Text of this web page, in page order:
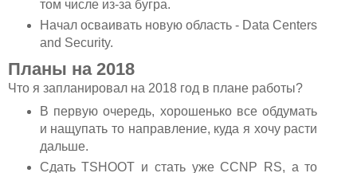
том числе из-за бугра.
Начал осваивать новую область - Data Centers
and Security.
Планы на 2018
Что я запланировал на 2018 год в плане работы?
В первую очередь, хорошенько все обдумать
и нащупать то направление, куда я хочу расти
дальше.
Сдать TSHOOT и стать уже CCNP RS, а то